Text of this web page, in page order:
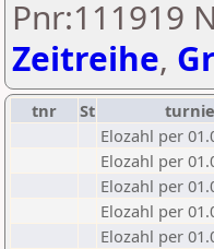
Pnr:111919
Zeitreihe,
tnr St
Elozahl per
Elozahl per
Elozahl per
Elozahl per
Elozahl per